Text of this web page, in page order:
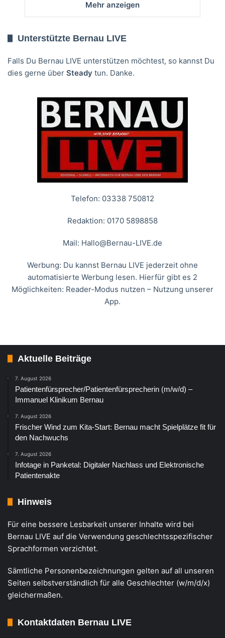
Mehr anzeigen
Unterstützte Bernau LIVE
Falls Du Bernau LIVE unterstützen möchtest, so kannst Du
dies gerne über Steady tun. Danke.
Telefon: 03338 750812
Redaktion: 0170 5898858
Mail: Hallo@Bernau-LIVE.de
Werbung: Du kannst Bernau LIVE jederzeit ohne
automatisierte Werbung lesen. Hierfür gibt es 2
Möglichkeiten: Reader-Modus nutzen – Nutzung unserer
App.
Aktuelle Beiträge
7. August 2026
Patientenfürsprecher/Patientenfürsprecherin (m/w/d) –
Immanuel Klinikum Bernau
7. August 2026
Frischer Wind zum Kita-Start: Bernau macht Spielplätze fit für
den Nachwuchs
7. August 2026
Infotage in Panketal: Digitaler Nachlass und Elektronische
Patientenakte
Hinweis
Für eine bessere Lesbarkeit unserer Inhalte wird bei
Bernau LIVE auf die Verwendung geschlechtsspezifischer
Sprachformen verzichtet.
Sämtliche Personenbezeichnungen gelten auf all unseren
Seiten selbstverständlich für alle Geschlechter (w/m/d/x)
gleichermaßen.
Kontaktdaten Bernau LIVE